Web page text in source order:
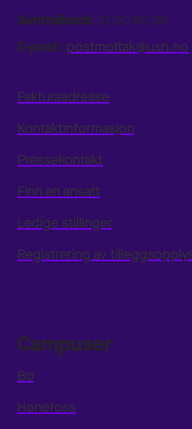
Sentralbord: 31 00 80 00
E-post: postmottak@usn.no
Fakturaadresse
Kontaktinformasjon
Pressekontakt
Finn en ansatt
Ledige stillinger
Registrering av
Campuser
Bø
Hønefoss